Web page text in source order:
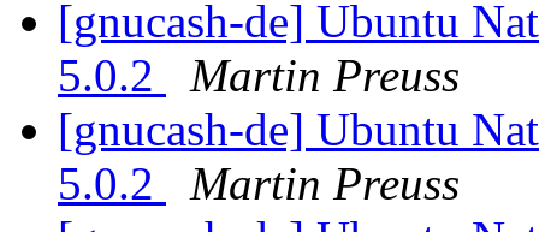
[gnucash-de] Ubuntu
5.0.2
Martin Preuss
[gnucash-de] Ubuntu
5.0.2
Martin Preuss